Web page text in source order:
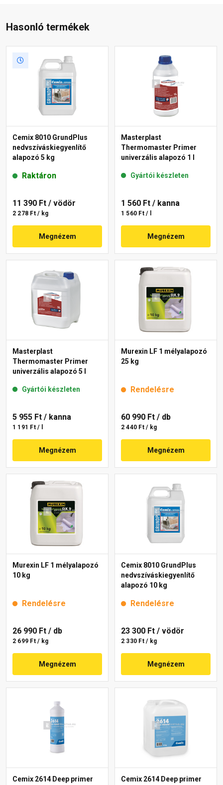
Hasonló termékek
Cemix 8010 GrundPlus
nedvszíváskiegyenlítő
alapozó 5 kg
Raktáron
11 390 Ft / vödör
2 278 Ft / kg
Megnézem
Masterplast
Thermomaster Primer
univerzális alapozó 1 l
Gyártói készleten
1 560 Ft / kanna
1 560 Ft / l
Megnézem
Masterplast
Thermomaster Primer
univerzális alapozó 5 l
Gyártói készleten
5 955 Ft / kanna
1 191 Ft / l
Megnézem
Murexin LF 1 mélyalapozó
25 kg
Rendelésre
60 990 Ft / db
2 440 Ft / kg
Megnézem
Murexin LF 1 mélyalapozó
10 kg
Rendelésre
26 990 Ft / db
2 699 Ft / kg
Megnézem
Cemix 8010 GrundPlus
nedvszíváskiegyenlítő
alapozó 10 kg
Rendelésre
23 300 Ft / vödör
2 330 Ft / kg
Megnézem
Cemix 2614 Deep primer
Cemix 2614 Deep primer